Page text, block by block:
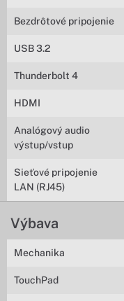
Bezdrôtové pripojenie
USB 3.2
Thunderbolt 4
HDMI
Analógový audio
výstup/vstup
Sieťové pripojenie
LAN (RJ45)
Výbava
Mechanika
TouchPad